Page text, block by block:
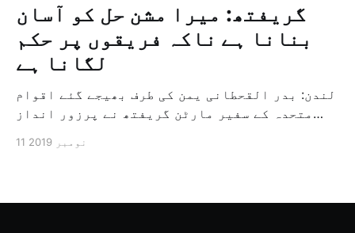
گریفتھ: میرا مشن حل کو آسان
بنانا ہے ناکہ فریقوں پر حکم
لگانا ہے
لندن: بدر القحطانی یمن کی طرف بھیجے گئے اقوام
متحدہ کے سفیر مارٹن گریفتھ نے پرزور انداز
ثالثی اور اس کشمکش کی حدبندی کرنے کے لئے ایک
11 نومبر 2019